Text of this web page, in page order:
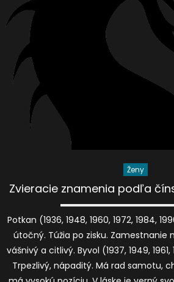
Ženy
Zvieracie znamenia podľa
Potkan (1936, 1948, 1960, 1972, 1984,
útočný. Túžia po zisku. Zamestnanie
vášnivý a citlivý. Byvol (1937, 1949, 1961,
Trpezlivý, nápaditý. Má rad samotu,